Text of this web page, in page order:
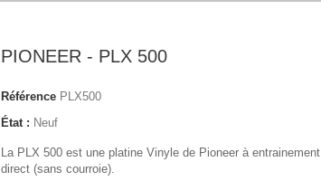
PIONEER - PLX 500
Référence PLX500
État : Neuf
La PLX 500 est une platine Vinyle de Pioneer à entrainement
direct (sans courroie).